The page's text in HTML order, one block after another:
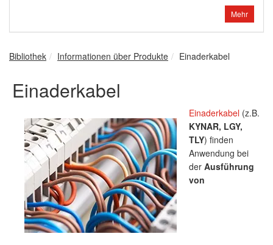
Mehr
Bibliothek Informationen über Produkte Einaderkabel
Einaderkabel
Einaderkabel (z.B.
KYNAR, LGY,
TLY) finden
Anwendung bei
der Ausführung
von